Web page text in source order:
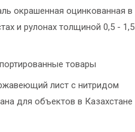
окрашенная оцинкованная в
и рулонах толщиной 0,5 - 1,5
товары
лист с нитридом
для объектов в Казахстане